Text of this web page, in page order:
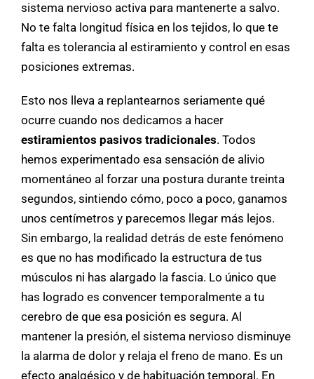
sistema nervioso activa para mantenerte a salvo.
No te falta longitud física en los tejidos, lo que te
falta es tolerancia al estiramiento y control en esas
posiciones extremas.
Esto nos lleva a replantearnos seriamente qué
ocurre cuando nos dedicamos a hacer
estiramientos pasivos tradicionales. Todos
hemos experimentado esa sensación de alivio
momentáneo al forzar una postura durante treinta
segundos, sintiendo cómo, poco a poco, ganamos
unos centímetros y parecemos llegar más lejos.
Sin embargo, la realidad detrás de este fenómeno
es que no has modificado la estructura de tus
músculos ni has alargado la fascia. Lo único que
has logrado es convencer temporalmente a tu
cerebro de que esa posición es segura. Al
mantener la presión, el sistema nervioso disminuye
la alarma de dolor y relaja el freno de mano. Es un
efecto analgésico y de habituación temporal. En